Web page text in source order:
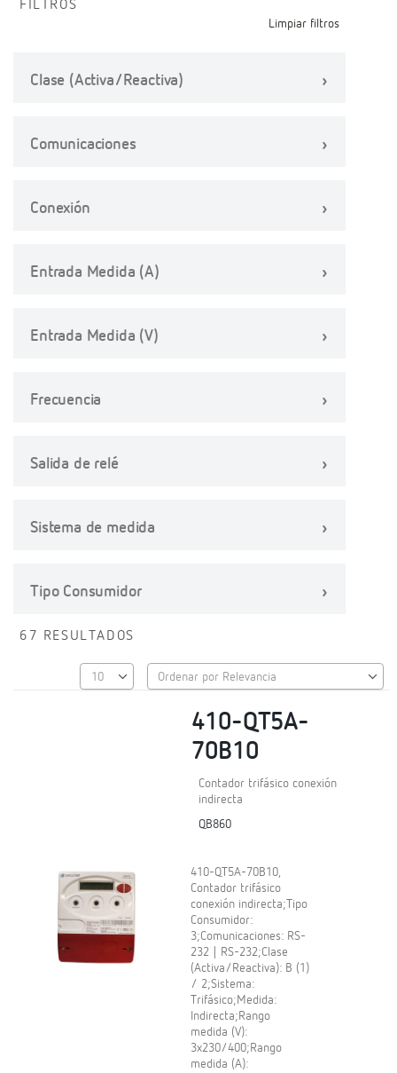
FILTROS
Limpiar filtros
Clase (Activa/Reactiva)
Comunicaciones
Conexión
Entrada Medida (A)
Entrada Medida (V)
Frecuencia
Salida de relé
Sistema de medida
Tipo Consumidor
67 RESULTADOS
410-QT5A-
70B10
Contador trifásico conexión
indirecta
QB860
410-QT5A-70B10,
Contador trifásico
conexión indirecta;Tipo
Consumidor:
3;Comunicaciones: RS-
232 | RS-232;Clase
(Activa/Reactiva): B (1)
/ 2;Sistema:
Trifásico;Medida:
Indirecta;Rango
medida (V):
3x230/400;Rango
medida (A):